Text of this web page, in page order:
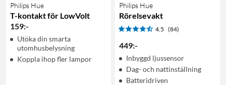
Philips Hue
T-kontakt för LowVolt
159:-
Utöka din smarta
utomhusbelysning
Koppla ihop fler lampor
Philips Hue
Rörelsevakt
4.5 (84)
449:-
Inbyggd ljussensor
Dag- och nattinställning
Batteridriven